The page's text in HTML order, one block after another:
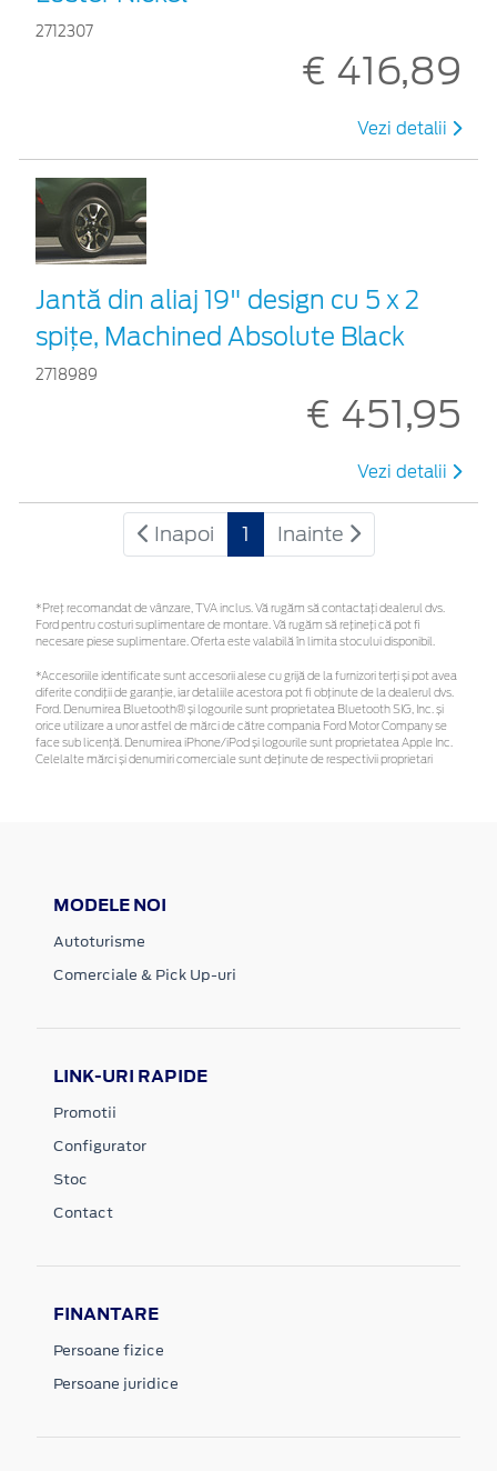
2712307
€ 416,89
Vezi detalii
Jantă din aliaj 19" design cu 5 x 2
spițe, Machined Absolute Black
2718989
€ 451,95
Vezi detalii
Inapoi 1 Inainte
*Preţ recomandat de vânzare, TVA inclus. Vă rugăm să contactaţi dealerul dvs.
Ford pentru costuri suplimentare de montare. Vă rugăm să rețineți că pot fi
necesare piese suplimentare. Oferta este valabilă în limita stocului disponibil.
*Accesoriile identificate sunt accesorii alese cu grijă de la furnizori terți și pot avea
diferite condiții de garanție, iar detaliile acestora pot fi obținute de la dealerul dvs.
Ford. Denumirea Bluetooth® și logourile sunt proprietatea Bluetooth SIG, Inc. și
orice utilizare a unor astfel de mărci de către compania Ford Motor Company se
face sub licență. Denumirea iPhone/iPod și logourile sunt proprietatea Apple Inc.
Celelalte mărci și denumiri comerciale sunt deținute de respectivii proprietari
MODELE NOI
Autoturisme
Comerciale & Pick Up-uri
LINK-URI RAPIDE
Promotii
Configurator
Stoc
Contact
FINANTARE
Persoane fizice
Persoane juridice